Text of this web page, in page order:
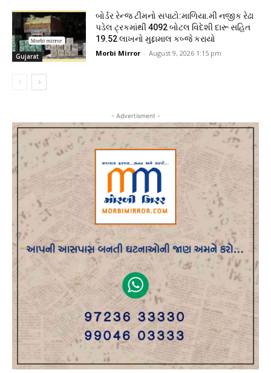
Gujarat
બોર્ડર રેન્જ ટીમનો સપાટો:માળિયા.મી નજીક રેઢા
પડેલ ટ્રકમાંથી 4092 બોટલ વિદેશી દારૂ સહિત
19.52 લાખનો મુદ્દામાલ કબ્જે કરાયો
Morbi Mirror - August 9, 2026 1:15 pm
- Advertisment -